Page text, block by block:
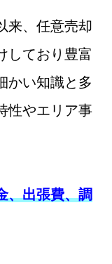
来、任意売却
しており豊富
かい知識と多
性やエリア事
、出張費、調